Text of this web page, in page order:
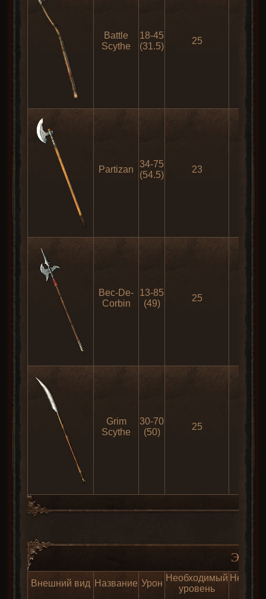
Battle
Scythe
18-45
(31.5)
25
Partizan
34-75
(54.5)
23
Bec-De-
Corbin
13-85
(49)
25 133
Grim
Scythe
30-70
(50)
25
Внешний вид Название Урон
Необходимый
уровень